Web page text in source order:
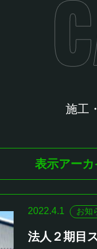
施工
表示アー
2022.4.1 お知
法人２期目